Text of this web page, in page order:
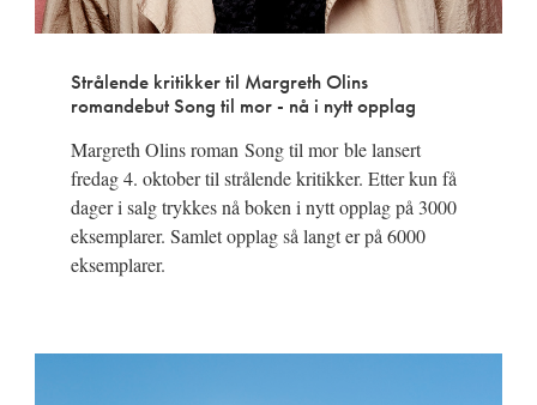
Strålende kritikker til Margreth Olins
romandebut Song til mor - nå i nytt opplag
Margreth Olins roman Song til mor ble lansert
fredag 4. oktober til strålende kritikker. Etter kun få
dager i salg trykkes nå boken i nytt opplag på 3000
eksemplarer. Samlet opplag så langt er på 6000
eksemplarer.